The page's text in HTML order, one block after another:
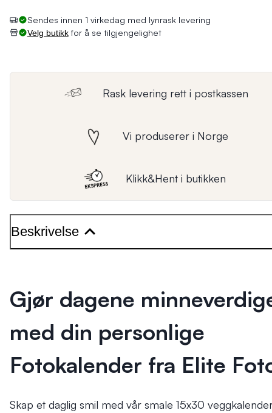
Sendes innen 1 virkedag med lynrask levering
Velg butikkfor å se tilgjengelighet
Rask levering rett i postkassen
Vi produserer i Norge
Klikk&Hent i butikken
Beskrivelse
Gjør dagene
med din personlige
Fotokalender fra Elite
Skap et daglig smil med vår smale 15x30